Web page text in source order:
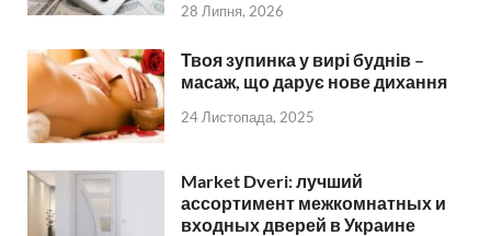
28 Липня, 2026
Твоя зупинка у вирі буднів –
масаж, що дарує нове дихання
24 Листопада, 2025
Market Dveri: лучший
ассортимент межкомнатных и
входных дверей в Украине